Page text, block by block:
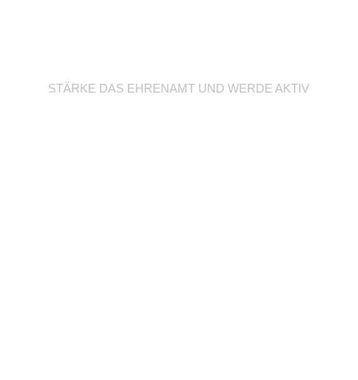
STÄRKE DAS EHRENAMT UND WERDE AKTIV